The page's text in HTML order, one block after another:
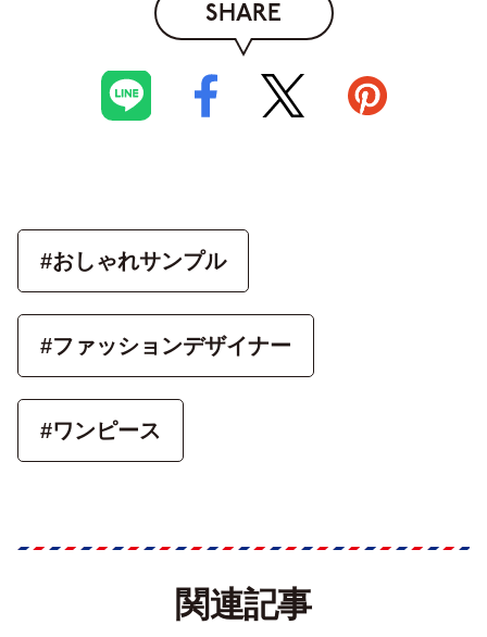
SHARE
#おしゃれサンプル
#ファッションデザイナー
#ワンピース
関連記事